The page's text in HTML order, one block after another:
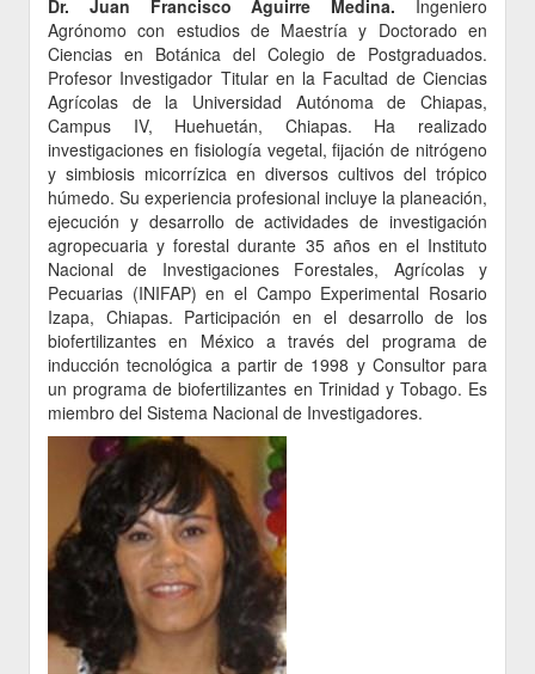
Dr. Juan Francisco Aguirre Medina.
Ingeniero
Agrónomo con estudios de Maestría y Doctorado en
Ciencias en Botánica del Colegio de Postgraduados.
Profesor Investigador Titular en la Facultad de Ciencias
Agrícolas de la Universidad Autónoma de Chiapas,
Campus IV, Huehuetán, Chiapas. Ha realizado
investigaciones en fisiología vegetal, fijación de nitrógeno
y simbiosis micorrízica en diversos cultivos del trópico
húmedo. Su experiencia profesional incluye la planeación,
ejecución y desarrollo de actividades de investigación
agropecuaria y forestal durante 35 años en el Instituto
Nacional de Investigaciones Forestales, Agrícolas y
Pecuarias (INIFAP) en el Campo Experimental Rosario
Izapa, Chiapas. Participación en el desarrollo de los
biofertilizantes en México a través del programa de
inducción tecnológica a partir de 1998 y Consultor para
un programa de biofertilizantes en Trinidad y Tobago. Es
miembro del Sistema Nacional de Investigadores.